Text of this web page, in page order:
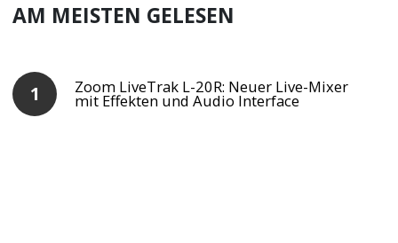
AM MEISTEN GELESEN
Zoom LiveTrak L-20R: Neuer Live-Mixer
mit Effekten und Audio Interface